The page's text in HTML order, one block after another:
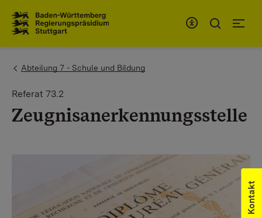
You are here:
Abteilung 7 - Schule und Bildung
Referat 73.2
Zeugnisanerkennungsstelle
Kontakt